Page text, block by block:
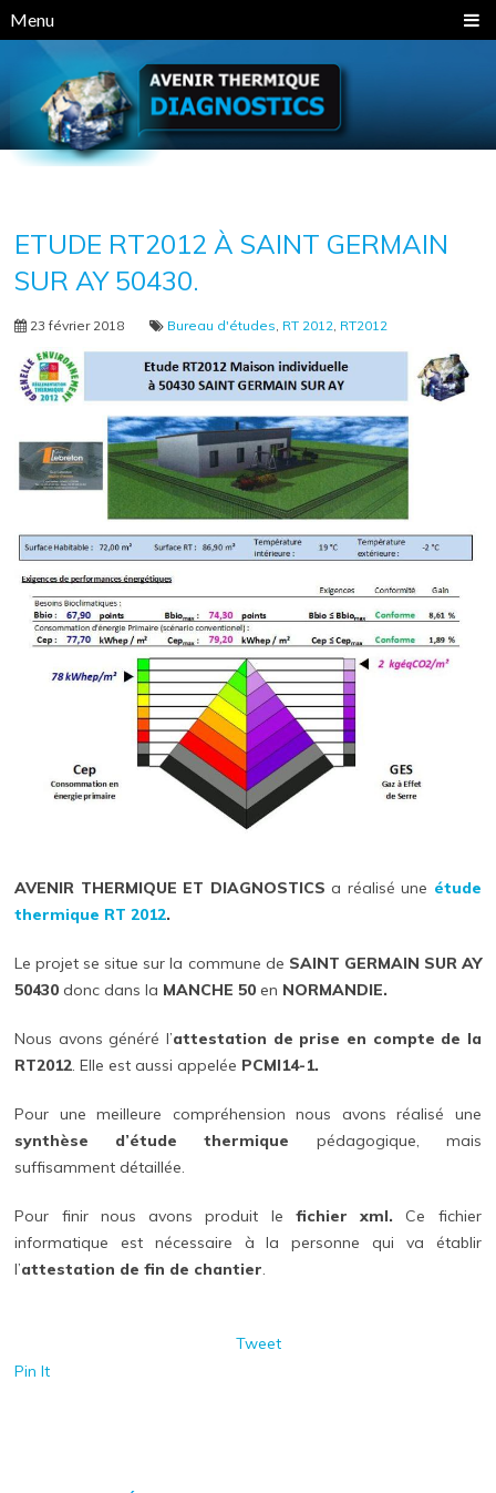
Menu
ETUDE RT2012 À SAINT GERMAIN
SUR AY 50430.
23 février 2018 Bureau d'études RT 2012 RT2012
AVENIR THERMIQUE ET DIAGNOSTICS a réalisé une étude
thermique RT 2012.
Le projet se situe sur la commune de SAINT GERMAIN SUR AY
50430donc dans la MANCHE 50 en NORMANDIE.
Nous avons généré l’attestation de prise en compte de la
RT2012. Elle est aussi appelée PCMI14-1.
Pour une meilleure compréhension nous avons réalisé une
synthèse d’étude thermique pédagogique, mais
suffisamment détaillée.
Pour finir nous avons produit le fichier xml. Ce fichier
informatique est nécessaire à la personne qui va établir
l’attestation de fin de chantier.
Tweet
Pin It
Panneau de gestion des cookies